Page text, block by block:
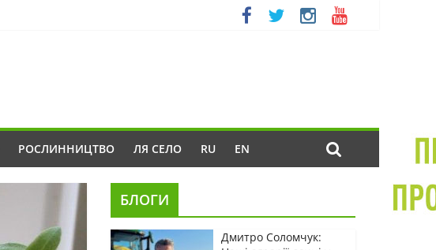
РОСЛИННИЦТВО ЛЯ СЕЛО RU EN
БЛОГИ
Дмитро Соломчук: